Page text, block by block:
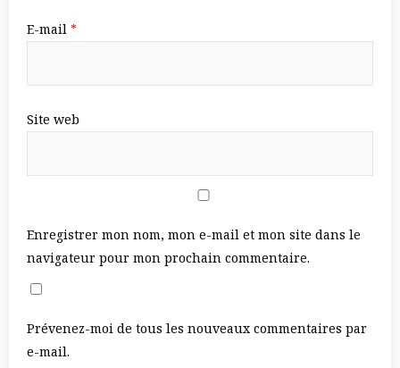
E-mail *
Site web
Enregistrer mon nom, mon e-mail et mon site dans le
navigateur pour mon prochain commentaire.
Prévenez-moi de tous les nouveaux commentaires par
e-mail.